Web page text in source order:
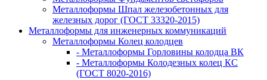
Металлоформы Шпал железобетонных для
железных дорог (ГОСТ 33320-2015)
Металлоформы для инженерных коммуникаций
Металлоформы Колец колодцев
- Металлоформы Горловины колодца ВК
- Металлоформы Колодезных колец КС
(ГОСТ 8020-2016)